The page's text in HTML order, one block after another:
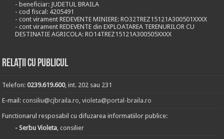
- beneficiar: JUDETUL BRAILA
- cod fiscal: 4205491
- cont virament REDEVENTE MINIERE: RO32TREZ15121A300501XXXX
- cont virament REDEVENTE din EXPLOATAREA TERENURILOR CU
DESTINATIE AGRICOLA: RO14TREZ15121A300505XXXX
Relații cu publicul
Telefon:0239.619.600, int. 202 sau 231
E-mail:consiliu@cjbraila.ro,violeta@portal-braila.ro
Functionarul resposabil cu difuzarea informatiilor publice:
- Serbu Violeta, consilier